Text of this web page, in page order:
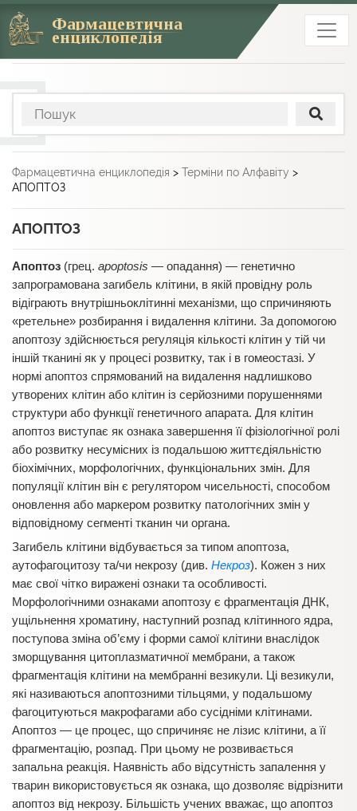
Фармацевтична
енциклопедія
Фармацевтична енциклопедія > Терміни по Алфавіту >
АПОПТОЗ
АПОПТОЗ
Апоптоз (грец. apoptosis — опадання) — генетично
запрограмована загибель клітини, в якій провідну роль
відіграють внутрішньоклітинні механізми, що спричиняють
«ретельне» розбирання і видалення клітини. За допомогою
апоптозу здійснюється регуляція кількості клітин у тій чи
іншій тканині як у процесі розвитку, так і в гомеостазі. У
нормі апоптоз спрямований на видалення надлишково
утворених клітин або клітин із серйозними порушеннями
структури або функції генетичного апарата. Для клітин
апоптоз виступає як ознака завершення її фізіологічної ролі
або розвитку несумісних із подальшою життєдіяльністю
біохімічних, морфологічних, функціональних змін. Для
популяції клітин він є регулятором чисельності, способом
оновлення або маркером розвитку патологічних змін у
відповідному сегменті тканин чи органа.
Загибель клітини відбувається за типом апоптоза,
аутофагоцитозу та/чи некрозу (див. Некроз). Кожен з них
має свої чітко виражені ознаки та особливості.
Морфологічними ознаками апоптозу є фрагментація ДНК,
ущільнення хроматину, наступний розпад клітинного ядра,
поступова зміна об’єму і форми самої клітини внаслідок
зморщування цитоплазматичної мембрани, а також
фрагментація клітини на мембранні везикули. Ці везикули,
які називаються апоптозними тільцями, у подальшому
фагоцитуються макрофагами або сусідніми клітинами.
Апоптоз — це процес, що спричиняє не лізис клітини, а її
фрагментацію, розпад. При цьому не розвивається
запальна реакція. Наявність або відсутність запалення у
тварин використовується як ознака, що дозволяє відрізнити
апоптоз від некрозу. Більшість учених вважає, що апоптоз